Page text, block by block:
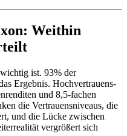
Weithin
ist. 93% der
Ergebnis. Hochvertrauens-
und 8,5-fachen
die Vertrauensniveaus, die
und die Lücke zwischen
vergrößert sich